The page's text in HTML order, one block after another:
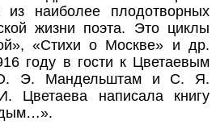
наиболее плодотворных
жизни поэта. Это циклы
«Стихи о Москве» и др.
году в гости к Цветаевым
О. Э. Мандельштам и С. Я.
Цветаева написала книгу